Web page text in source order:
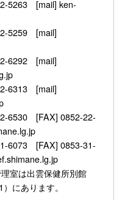
[mail] ken-
[mail]
6292 [mail]
6313 [mail]
6530 [FAX] 0852-22-
6073 [FAX] 0853-31-
雲保健所別館
にあります。